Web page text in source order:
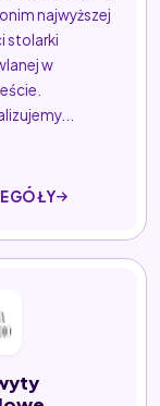
najwyższej
stolarki
w